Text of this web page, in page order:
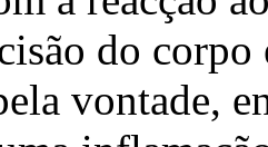
do
vontade,